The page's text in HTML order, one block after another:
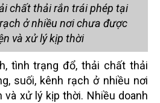
chất thải rắn trái phép tại
ở nhiều nơi chưa được
và xử lý kịp thời
tình trạng đổ, thải chất thải
suối, kênh rạch ở nhiều nơi
xử lý kịp thời. Nhiều doanh